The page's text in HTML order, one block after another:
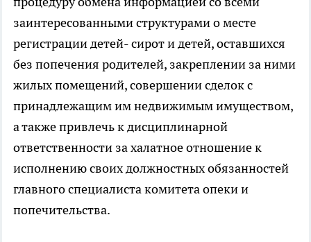
заинтересованными структурами о месте
регистрации детей- сирот и детей, оставшихся
без попечения родителей, закреплении за ними
жилых помещений, совершении сделок с
принадлежащим им недвижимым имуществом,
а также привлечь к дисциплинарной
ответственности за халатное отношение к
исполнению своих должностных обязанностей
главного специалиста комитета опеки и
попечительства.